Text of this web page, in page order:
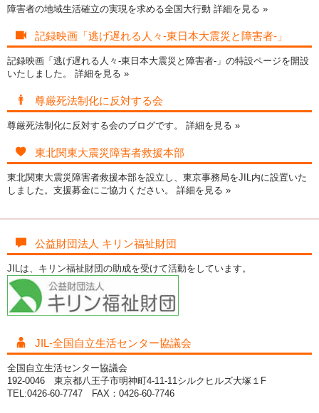
障害者の地域生活確立の実現を求める全国大行動 詳細を見る »
記録映画「逃げ遅れる人々-東日本大震災と障害者-」
記録映画「逃げ遅れる人々-東日本大震災と障害者-」の特設ページを開設
いたしました。 詳細を見る »
尊厳死法制化に反対する会
尊厳死法制化に反対する会のブログです。 詳細を見る »
東北関東大震災障害者救援本部
東北関東大震災障害者救援本部を設立し、東京事務局をJIL内に設置いた
しました。支援募金にご協力ください。 詳細を見る »
公益財団法人 キリン福祉財団
JILは、キリン福祉財団の助成を受けて活動をしています。
JIL-全国自立生活センター協議会
全国自立生活センター協議会
192-0046 東京都八王子市明神町4-11-11シルクヒルズ大塚１F
TEL:0426-60-7747 FAX：0426-60-7746